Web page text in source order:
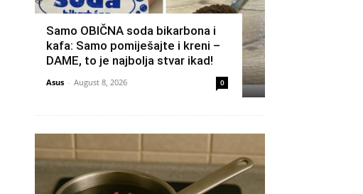
Samo OBIČNA soda bikarbona i
kafa: Samo pomiješajte i kreni –
DAME, to je najbolja stvar ikad!
Asus - August 8, 2026 0